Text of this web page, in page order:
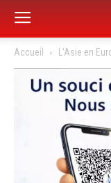
Accueil L'Asie en